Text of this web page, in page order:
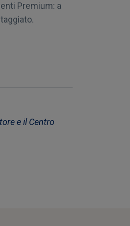
Premium: a
e il Centro